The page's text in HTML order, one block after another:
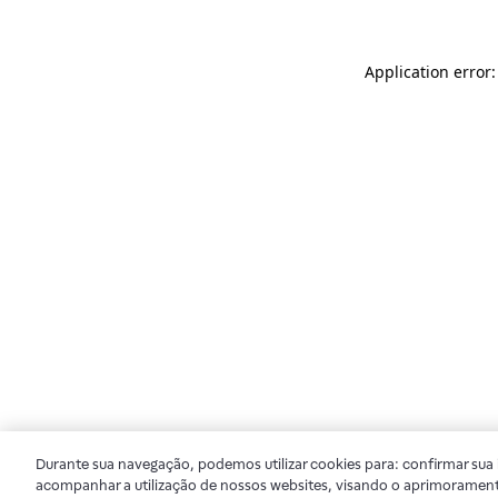
Application
Durante sua navegação, podemos utilizar cookies para: confirmar
acompanhar a utilização de nossos websites, visando o